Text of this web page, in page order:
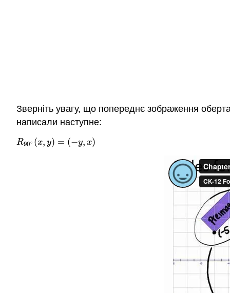
Зверніть увагу, що попереднє зображення
написали наступне:
R90∘ (x, y) = (−y, x)
R90 ∘(x ,y) =( −y,x)